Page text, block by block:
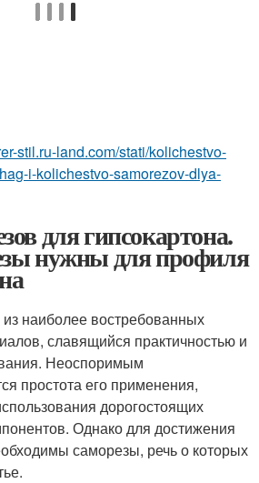
stil.ru-land.com/stati/kolichestvo-
i-kolichestvo-samorezov-dlya-
для гипсокартона.
нужны для профиля
наиболее востребованных
славящийся практичностью и
Неоспоримым
простота его применения,
дорогостоящих
Однако для достижения
саморезы, речь о которых